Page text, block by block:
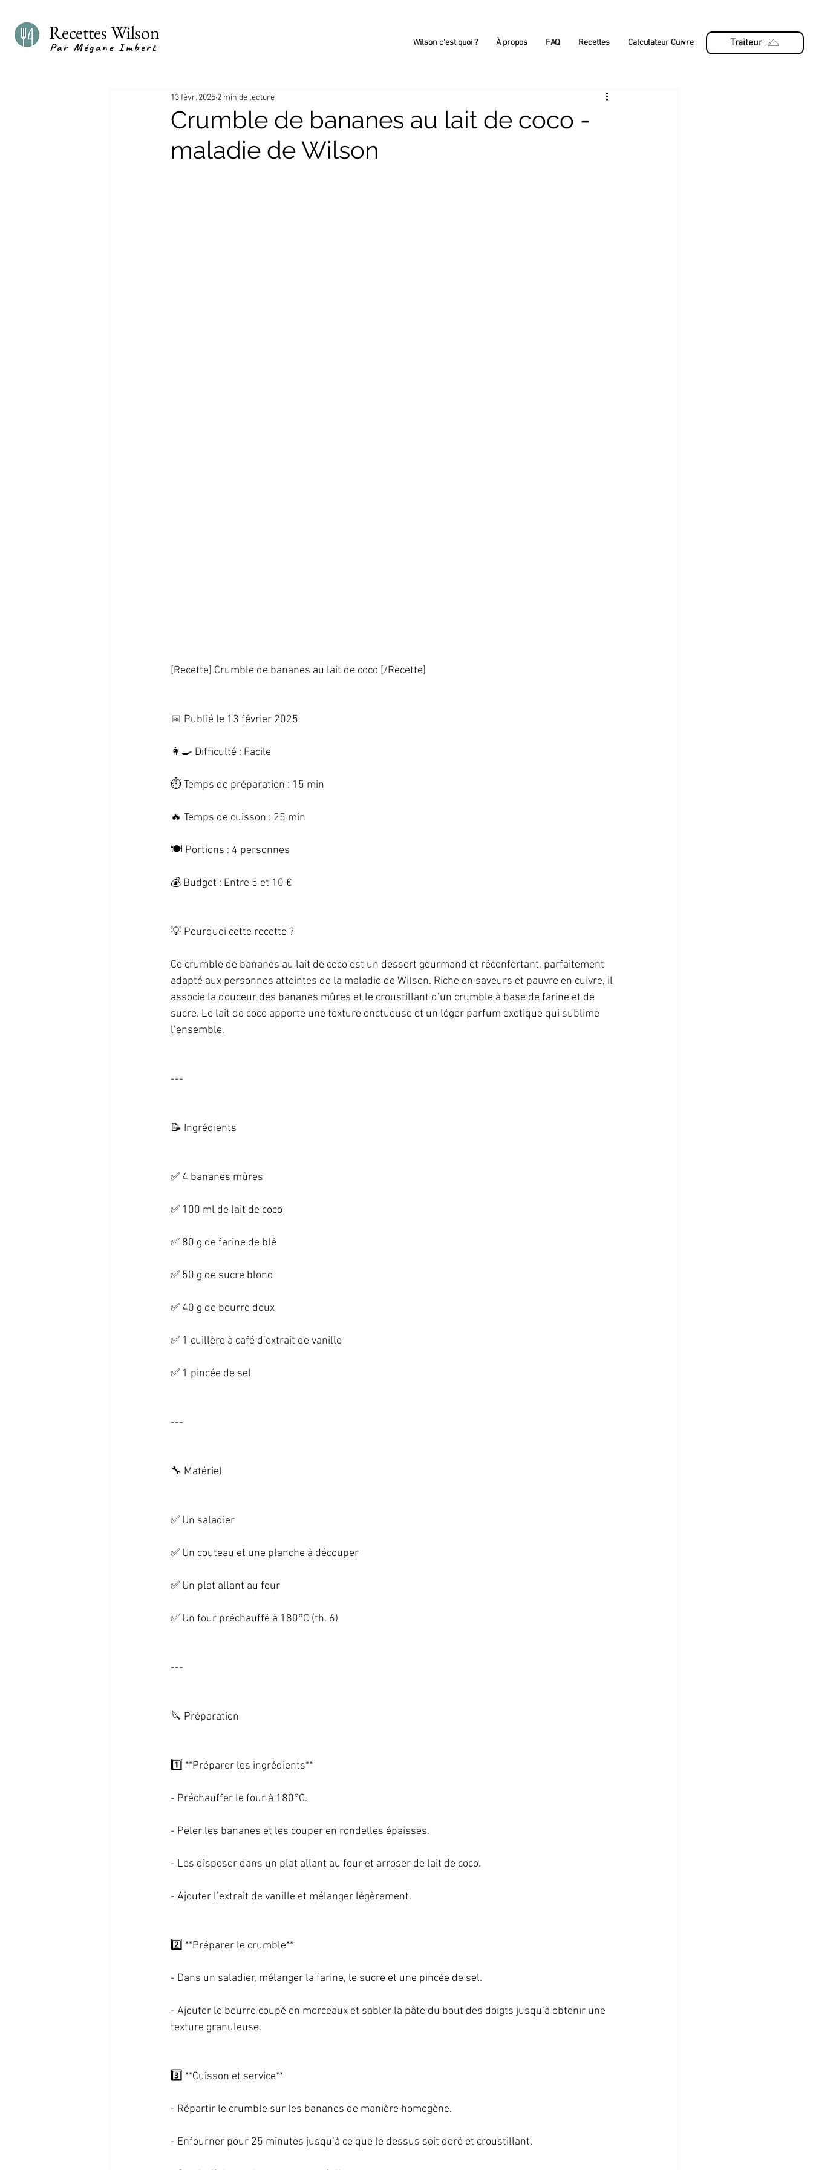
Recettes Wilson
Par Mégane Imbert Wilson c'est quoi ? À propos FAQ Recettes Calculateur Cuivre Traiteur
Crumble de bananes au lait de coco -
maladie de Wilson
13 févr. 2025 2 min de lecture
[Recette] Crumble de bananes au lait de coco [/Recette]
📅 Publié le 13 février 2025
👩‍🍳 Difficulté : Facile
⏱️ Temps de préparation : 15 min
🔥 Temps de cuisson : 25 min
🍽️ Portions : 4 personnes
💰 Budget : Entre 5 et 10 €
💡 Pourquoi cette recette ?
Ce crumble de bananes au lait de coco est un dessert gourmand et réconfortant, parfaitement
adapté aux personnes atteintes de la maladie de Wilson. Riche en saveurs et pauvre en cuivre, il
associe la douceur des bananes mûres et le croustillant d’un crumble à base de farine et de
sucre. Le lait de coco apporte une texture onctueuse et un léger parfum exotique qui sublime
l’ensemble.
---
📝 Ingrédients
✅ 4 bananes mûres
✅ 100 ml de lait de coco
✅ 80 g de farine de blé
✅ 50 g de sucre blond
✅ 40 g de beurre doux
✅ 1 cuillère à café d’extrait de vanille
✅ 1 pincée de sel
---
🔧 Matériel
✅ Un saladier
✅ Un couteau et une planche à découper
✅ Un plat allant au four
✅ Un four préchauffé à 180°C (th. 6)
---
🔪 Préparation
1️⃣ **Préparer les ingrédients**
- Préchauffer le four à 180°C.
- Peler les bananes et les couper en rondelles épaisses.
- Les disposer dans un plat allant au four et arroser de lait de coco.
- Ajouter l’extrait de vanille et mélanger légèrement.
2️⃣ **Préparer le crumble**
- Dans un saladier, mélanger la farine, le sucre et une pincée de sel.
- Ajouter le beurre coupé en morceaux et sabler la pâte du bout des doigts jusqu’à obtenir une
texture granuleuse.
3️⃣ **Cuisson et service**
- Répartir le crumble sur les bananes de manière homogène.
- Enfourner pour 25 minutes jusqu’à ce que le dessus soit doré et croustillant.